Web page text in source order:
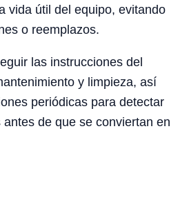
vida útil del equipo, evitando
o reemplazos.
las instrucciones del
y limpieza, así
periódicas para detectar
de que se conviertan en